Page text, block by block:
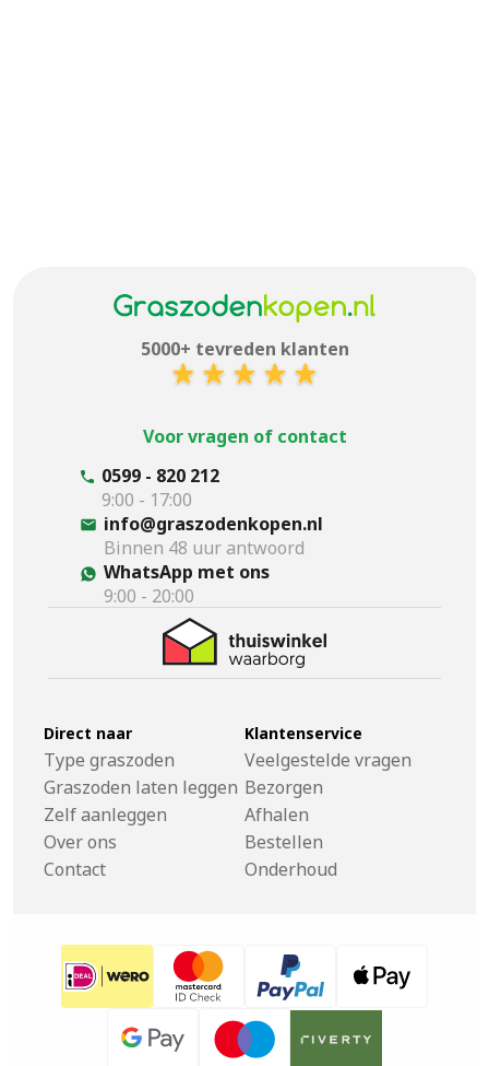
5000+ tevreden klanten
Voor vragen of contact
0599 - 820 212
9:00 - 17:00
info@graszodenkopen.nl
Binnen 48 uur antwoord
WhatsApp met ons
9:00 - 20:00
Direct naar
Type graszoden
Graszoden laten leggen
Zelf aanleggen
Over ons
Contact
Klantenservice
Veelgestelde vragen
Bezorgen
Afhalen
Bestellen
Onderhoud